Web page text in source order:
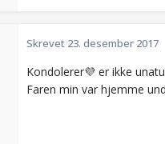
Skrevet 23. desember 2017
Kondolerer💜 er ikke
Faren min var hjemme